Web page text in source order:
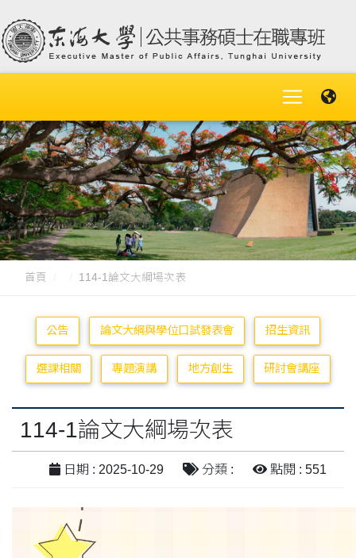
首頁 114-1論文大綱場次表
公告 論文大綱與學位口試發表會 招生資訊
選課相關 專題演講 地方創生 研討會講座
114-1論文大綱場次表
日期 : 2025-10-29 分類 : 點閱 : 551